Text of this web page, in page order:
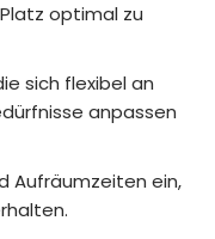
optimal zu
sich flexibel an
anpassen
Aufräumzeiten ein,